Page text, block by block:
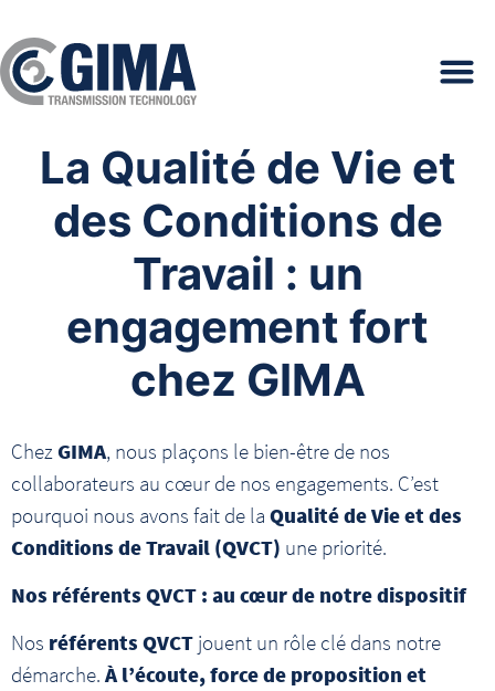
La Qualité de Vie et
des Conditions de
Travail : un
engagement fort
chez GIMA
Chez GIMA, nous plaçons le bien-être de nos
collaborateurs au cœur de nos engagements. C’est
pourquoi nous avons fait de la Qualité de Vie et des
Conditions de Travail (QVCT) une priorité.
Nos référents QVCT : au cœur de notre dispositif
Nos référents QVCT jouent un rôle clé dans notre
démarche. À l’écoute, force de proposition et